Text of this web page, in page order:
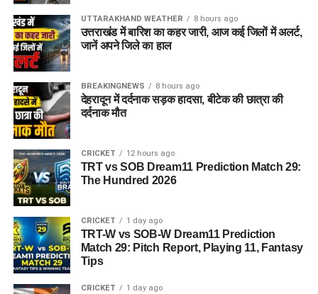
पात्रता मानदंड (Eligibility Criteria)
DSSSB Recruitment 2026 के लिए शैक्षणिक योग्यता और अनुभव की
आवश्यकता अलग-अलग पदों के अनुसार निर्धारित की गई है:
टीचिंग पद (TGT/स्पेशल एजुकेटर):उम्मीदवारों के पास संबंधित
विषय में स्नातक (Graduation), बी.एड (B.Ed) या स्पेशल
एजुकेशन में डिप्लोमा होना अनिवार्य है। इसके साथ ही CTET
आईटी असिस्टेंट व तकनीकी पद:कंप्यूटर साइंस/आईटी में बीई
(B.E), बी.टेक (B.Tech), एमसीए (MCA) या समकक्ष डिग्री/
डिप्लोमा होना चाहिए।
वैज्ञानिक पद (Junior Scientific Assistant):
संबंधित
विषय (जैसे फिजिक्स, केमिस्ट्री, फॉरेंसिक साइंस, बायोलॉजी
आदि) में पोस्ट ग्रेजुएशन (M.Sc) या ग्रेजुएशन के साथ प्रासंगिक
कार्य अनुभव की मांग की जा सकती है।
UTTARAKHAND WEATHER 8 hours ago
उत्तराखंड में बारिश का कहर जारी, आज कई जिलों में अलर्ट,
जानें अपने जिले का हाल
BREAKINGNEWS 8 hours ago
देहरादून में दर्दनाक सड़क हादसा, बीटेक की छात्रा की
दर्दनाक मौत
CRICKET 12 hours ago
TRT vs SOB Dream11 Prediction Match 29:
The Hundred 2026
CRICKET 1 day ago
TRT-W vs SOB-W Dream11 Prediction
Match 29: Pitch Report, Playing 11, Fantasy
Tips
CRICKET 1 day ago